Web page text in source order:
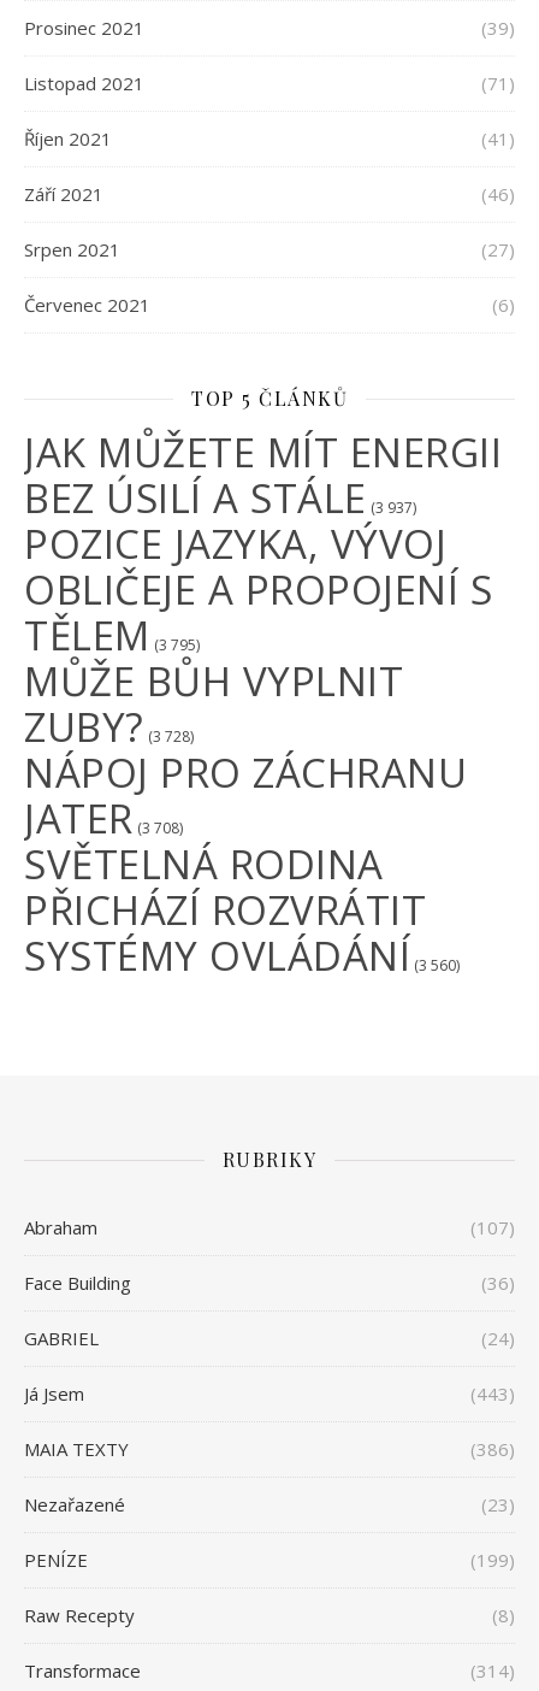
Prosinec 2021 (39)
Listopad 2021 (71)
Říjen 2021 (41)
Září 2021 (46)
Srpen 2021 (27)
Červenec 2021 (6)
TOP 5 ČLÁNKŮ
JAK MŮŽETE MÍT ENERGII
BEZ ÚSILÍ A STÁLE (3 937)
POZICE JAZYKA, VÝVOJ
OBLIČEJE A PROPOJENÍ S
TĚLEM (3 795)
MŮŽE BŮH VYPLNIT
ZUBY? (3 728)
NÁPOJ PRO ZÁCHRANU
JATER (3 708)
SVĚTELNÁ RODINA
PŘICHÁZÍ ROZVRÁTIT
SYSTÉMY OVLÁDÁNÍ (3 560)
RUBRIKY
Abraham (107)
Face Building (36)
GABRIEL (24)
Já Jsem (443)
MAIA TEXTY (386)
Nezařazené (23)
PENÍZE (199)
Raw Recepty (8)
Transformace (314)